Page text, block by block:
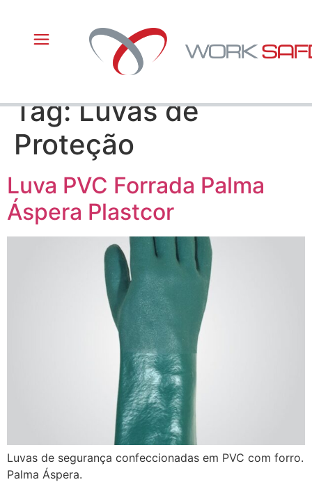
Tag:Luvas de
Proteção
Luva PVC Forrada Palma
Áspera Plastcor
Luvas de segurança confeccionadas em PVC com forro.
Palma Áspera.